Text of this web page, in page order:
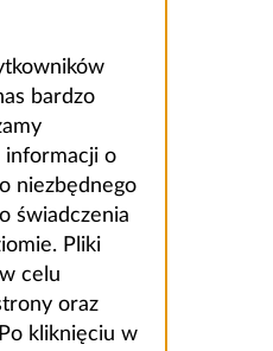
bardzo
informacji o
niezbędnego
świadczenia
Pliki
celu
oraz
kliknięciu w